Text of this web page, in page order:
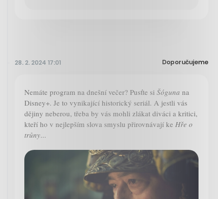
28. 2. 2024 17:01 Doporučujeme
Nemáte program na dnešní večer? Pusťte si Šóguna na
Disney+. Je to vynikající historický seriál. A jestli vás
dějiny neberou, třeba by vás mohli zlákat diváci a kritici,
kteří ho v nejlepším slova smyslu přirovnávají ke Hře o
trůny...